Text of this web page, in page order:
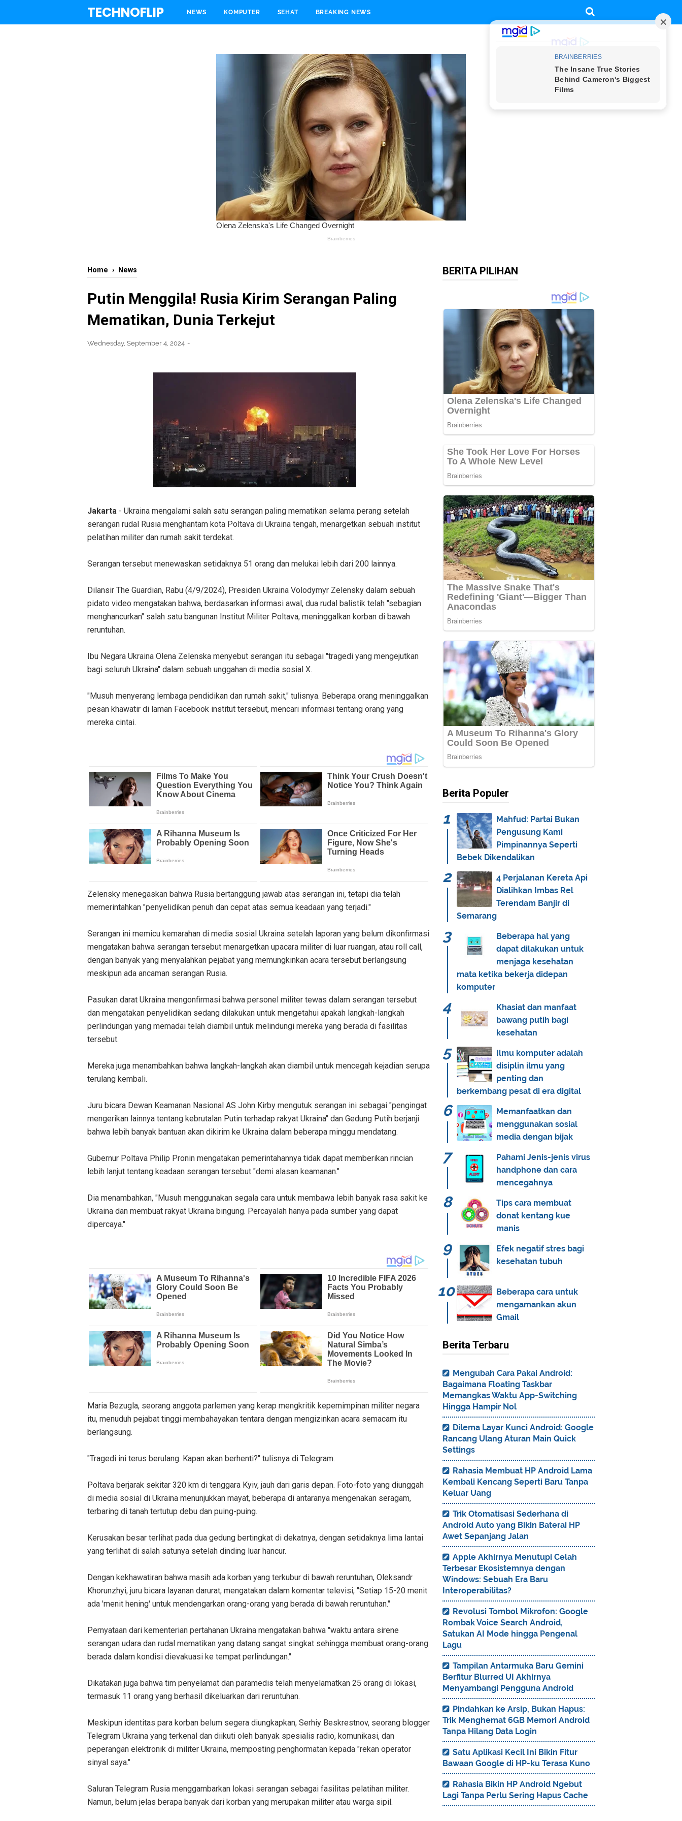
TECHNOFLIP NEWS KOMPUTER SEHAT BREAKING NEWS
Home › News
Putin Menggila! Rusia Kirim Serangan Paling
Mematikan, Dunia Terkejut
Wednesday, September 4, 2024
Jakarta - Ukraina mengalami salah satu serangan paling mematikan selama perang setelah
serangan rudal Rusia menghantam kota Poltava di Ukraina tengah, menargetkan sebuah institut
pelatihan militer dan rumah sakit terdekat.
Serangan tersebut menewaskan setidaknya 51 orang dan melukai lebih dari 200 lainnya.
Dilansir The Guardian, Rabu (4/9/2024), Presiden Ukraina Volodymyr Zelensky dalam sebuah
pidato video mengatakan bahwa, berdasarkan informasi awal, dua rudal balistik telah "sebagian
menghancurkan" salah satu bangunan Institut Militer Poltava, meninggalkan korban di bawah
reruntuhan.
Ibu Negara Ukraina Olena Zelenska menyebut serangan itu sebagai "tragedi yang mengejutkan
bagi seluruh Ukraina" dalam sebuah unggahan di media sosial X.
"Musuh menyerang lembaga pendidikan dan rumah sakit," tulisnya. Beberapa orang meninggalkan
pesan khawatir di laman Facebook institut tersebut, mencari informasi tentang orang yang
mereka cintai.
Zelensky menegaskan bahwa Rusia bertanggung jawab atas serangan ini, tetapi dia telah
memerintahkan "penyelidikan penuh dan cepat atas semua keadaan yang terjadi."
Serangan ini memicu kemarahan di media sosial Ukraina setelah laporan yang belum dikonfirmasi
mengatakan bahwa serangan tersebut menargetkan upacara militer di luar ruangan, atau roll call,
dengan banyak yang menyalahkan pejabat yang memungkinkan acara tersebut berlangsung
meskipun ada ancaman serangan Rusia.
Pasukan darat Ukraina mengonfirmasi bahwa personel militer tewas dalam serangan tersebut
dan mengatakan penyelidikan sedang dilakukan untuk mengetahui apakah langkah-langkah
perlindungan yang memadai telah diambil untuk melindungi mereka yang berada di fasilitas
tersebut.
Mereka juga menambahkan bahwa langkah-langkah akan diambil untuk mencegah kejadian serupa
terulang kembali.
Juru bicara Dewan Keamanan Nasional AS John Kirby mengutuk serangan ini sebagai "pengingat
mengerikan lainnya tentang kebrutalan Putin terhadap rakyat Ukraina" dan Gedung Putih berjanji
bahwa lebih banyak bantuan akan dikirim ke Ukraina dalam beberapa minggu mendatang.
Gubernur Poltava Philip Pronin mengatakan pemerintahannya tidak dapat memberikan rincian
lebih lanjut tentang keadaan serangan tersebut "demi alasan keamanan."
Dia menambahkan, "Musuh menggunakan segala cara untuk membawa lebih banyak rasa sakit ke
Ukraina dan membuat rakyat Ukraina bingung. Percayalah hanya pada sumber yang dapat
dipercaya."
Maria Bezugla, seorang anggota parlemen yang kerap mengkritik kepemimpinan militer negara
itu, menuduh pejabat tinggi membahayakan tentara dengan mengizinkan acara semacam itu
berlangsung.
"Tragedi ini terus berulang. Kapan akan berhenti?" tulisnya di Telegram.
Poltava berjarak sekitar 320 km di tenggara Kyiv, jauh dari garis depan. Foto-foto yang diunggah
di media sosial di Ukraina menunjukkan mayat, beberapa di antaranya mengenakan seragam,
terbaring di tanah tertutup debu dan puing-puing.
Kerusakan besar terlihat pada dua gedung bertingkat di dekatnya, dengan setidaknya lima lantai
yang terlihat di salah satunya setelah dinding luar hancur.
Dengan kekhawatiran bahwa masih ada korban yang terkubur di bawah reruntuhan, Oleksandr
Khorunzhyi, juru bicara layanan darurat, mengatakan dalam komentar televisi, "Setiap 15-20 menit
ada 'menit hening' untuk mendengarkan orang-orang yang berada di bawah reruntuhan."
Pernyataan dari kementerian pertahanan Ukraina mengatakan bahwa "waktu antara sirene
serangan udara dan rudal mematikan yang datang sangat singkat sehingga membuat orang-orang
berada dalam kondisi dievakuasi ke tempat perlindungan."
Dikatakan juga bahwa tim penyelamat dan paramedis telah menyelamatkan 25 orang di lokasi,
termasuk 11 orang yang berhasil dikeluarkan dari reruntuhan.
Meskipun identitas para korban belum segera diungkapkan, Serhiy Beskrestnov, seorang blogger
Telegram Ukraina yang terkenal dan diikuti oleh banyak spesialis radio, komunikasi, dan
peperangan elektronik di militer Ukraina, memposting penghormatan kepada "rekan operator
sinyal saya."
Saluran Telegram Rusia menggambarkan lokasi serangan sebagai fasilitas pelatihan militer.
Namun, belum jelas berapa banyak dari korban yang merupakan militer atau warga sipil.
BERITA PILIHAN
Berita Populer
Mahfud: Partai Bukan
Pengusung Kami
Pimpinannya Seperti
Bebek Dikendalikan
4 Perjalanan Kereta Api
Dialihkan Imbas Rel
Terendam Banjir di
Semarang
Beberapa hal yang
dapat dilakukan untuk
menjaga kesehatan
mata ketika bekerja didepan
komputer
Khasiat dan manfaat
bawang putih bagi
kesehatan
Ilmu komputer adalah
disiplin ilmu yang
penting dan
berkembang pesat di era digital
Memanfaatkan dan
menggunakan sosial
media dengan bijak
Pahami Jenis-jenis virus
handphone dan cara
mencegahnya
Tips cara membuat
donat kentang kue
manis
Efek negatif stres bagi
kesehatan tubuh
Beberapa cara untuk
mengamankan akun
Gmail
Berita Terbaru
Mengubah Cara Pakai Android:
Bagaimana Floating Taskbar
Memangkas Waktu App-Switching
Hingga Hampir Nol
Dilema Layar Kunci Android: Google
Rancang Ulang Aturan Main Quick
Settings
Rahasia Membuat HP Android Lama
Kembali Kencang Seperti Baru Tanpa
Keluar Uang
Trik Otomatisasi Sederhana di
Android Auto yang Bikin Baterai HP
Awet Sepanjang Jalan
Apple Akhirnya Menutupi Celah
Terbesar Ekosistemnya dengan
Windows: Sebuah Era Baru
Interoperabilitas?
Revolusi Tombol Mikrofon: Google
Rombak Voice Search Android,
Satukan AI Mode hingga Pengenal
Lagu
Tampilan Antarmuka Baru Gemini
Berfitur Blurred UI Akhirnya
Menyambangi Pengguna Android
Pindahkan ke Arsip, Bukan Hapus:
Trik Menghemat 6GB Memori Android
Tanpa Hilang Data Login
Satu Aplikasi Kecil Ini Bikin Fitur
Bawaan Google di HP-ku Terasa Kuno
Rahasia Bikin HP Android Ngebut
Lagi Tanpa Perlu Sering Hapus Cache